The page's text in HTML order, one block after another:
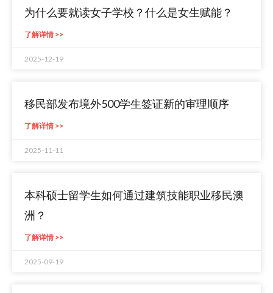
为什么要就读女子学校？什么是女生赋能？
了解详情 >>
2025-12-19
移民部发布境外500学生签证新的审理顺序
了解详情 >>
2025-11-11
本科硕士留学生如何通过建筑技能职业移民澳
洲？
了解详情 >>
2025-09-19